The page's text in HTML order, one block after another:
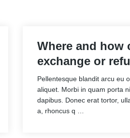
Where and how
exchange or
Pellentesque blandit arcu eu
aliquet. Morbi in quam porta
dapibus. Donec erat tortor,
a, rhoncus q …